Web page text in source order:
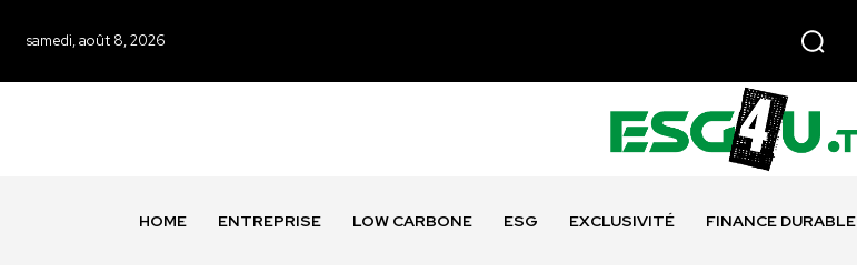
samedi, août 8, 2026
HOME ENTREPRISE LOW CARBONE ESG EXCLUSIVITÉ FINANCE DURABLE